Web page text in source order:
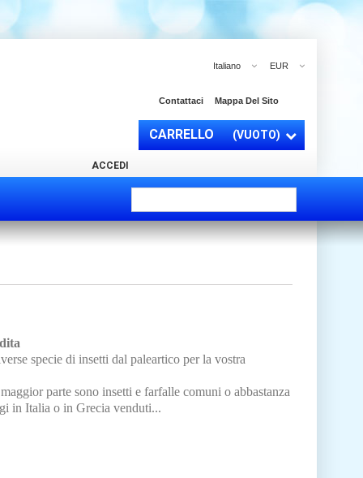
EUR
Italiano
Contattaci Mappa Del Sito
CARRELLO (VUOTO)
ACCEDI
specie di insetti dal paleartico per la vostra
parte sono insetti e farfalle comuni o abbastanza
in Italia o in Grecia venduti...